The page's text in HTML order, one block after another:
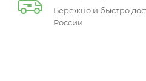
Бережно и быстро
России